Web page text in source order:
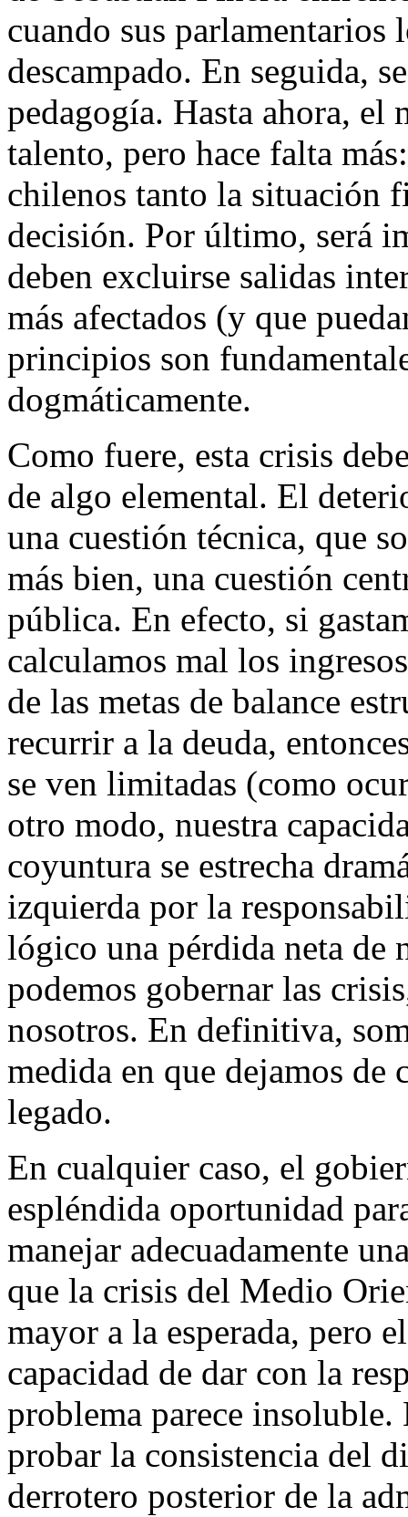
cuando sus parlamentarios
descampado. En seguida,
pedagogía. Hasta ahora,
talento, pero hace falta
chilenos tanto la situación
decisión. Por último, será
deben excluirse salidas
más afectados (y que
principios son
dogmáticamente.
Como fuere, esta crisis
de algo elemental. El
una cuestión técnica, que
más bien, una cuestión
pública. En efecto, si
calculamos mal los
de las metas de balance
recurrir a la deuda,
se ven limitadas (como
otro modo, nuestra
coyuntura se estrecha
izquierda por la
lógico una pérdida neta de
podemos gobernar las
nosotros. En definitiva,
medida en que dejamos de
legado.
En cualquier caso, el
espléndida oportunidad
manejar adecuadamente
que la crisis del Medio
mayor a la esperada, pero
capacidad de dar con la
problema parece insoluble.
probar la consistencia del
derrotero posterior de la